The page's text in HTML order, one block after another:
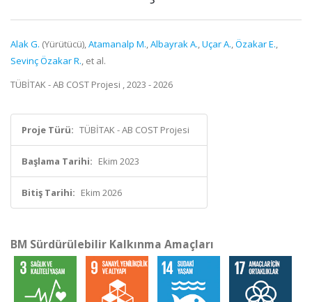
Alak G. (Yürütücü),Atamanalp M.,Albayrak A.,Uçar A.,Özakar E.,
Sevinç Özakar R., et al.
TÜBİTAK - AB COST Projesi , 2023 - 2026
Proje Türü: TÜBİTAK - AB COST Projesi
Başlama Tarihi: Ekim 2023
Bitiş Tarihi: Ekim 2026
BM Sürdürülebilir Kalkınma Amaçları